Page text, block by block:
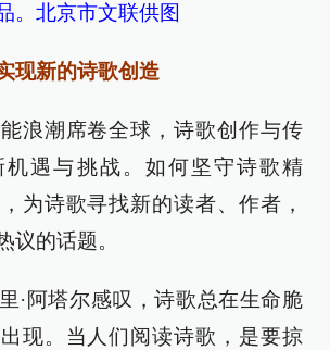
。北京市文联供图
现新的诗歌创造
浪潮席卷全球，诗歌创作与传
机遇与挑战。如何坚守诗歌精
为诗歌寻找新的读者、作者，
议的话题。
·阿塔尔感叹，诗歌总在生命脆
现。当人们阅读诗歌，是要掠